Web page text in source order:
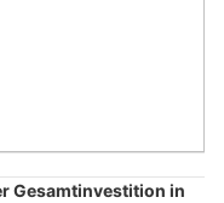
Gesamtinvestition in